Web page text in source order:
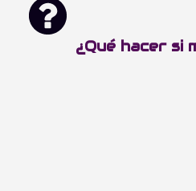
¿Qué hacer si